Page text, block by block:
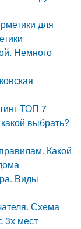
для
Немного
ТОП 7
выбрать?
Какой
Виды
Схема
3х мест